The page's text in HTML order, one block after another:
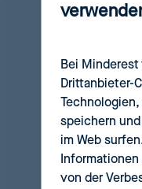
Bei
Drittanbieter-
speichern
im Web
von der